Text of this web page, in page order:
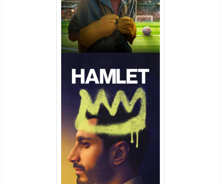
Hamlet Torrent (2026) WEB-
DL 1080p Dual Áudio